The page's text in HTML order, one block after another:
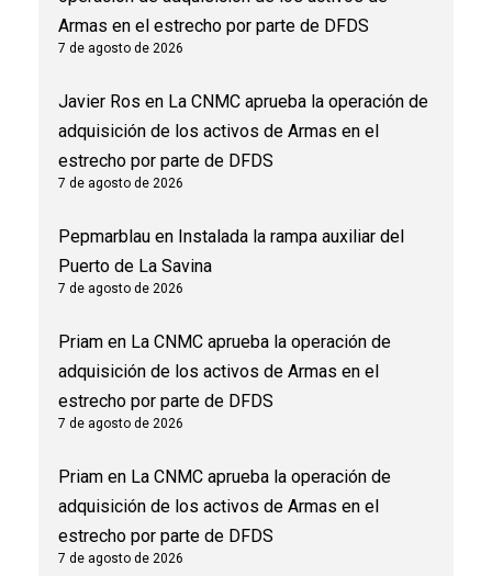
Armas en el estrecho por parte de DFDS
7 de agosto de 2026
Javier Ros en La CNMC aprueba la operación de
adquisición de los activos de Armas en el
estrecho por parte de DFDS
7 de agosto de 2026
Pepmarblau en Instalada la rampa auxiliar del
Puerto de La Savina
7 de agosto de 2026
Priam en La CNMC aprueba la operación de
adquisición de los activos de Armas en el
estrecho por parte de DFDS
7 de agosto de 2026
Priam en La CNMC aprueba la operación de
adquisición de los activos de Armas en el
estrecho por parte de DFDS
7 de agosto de 2026